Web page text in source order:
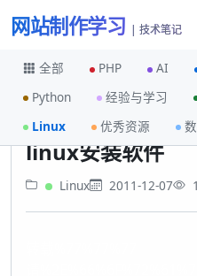
网站制作学习 | 技术笔记
全部 PHP AI
Python
经验与学习
Linux
优秀资源
首页 linux安装软件
linux安装软件
Linux 2011-12-07